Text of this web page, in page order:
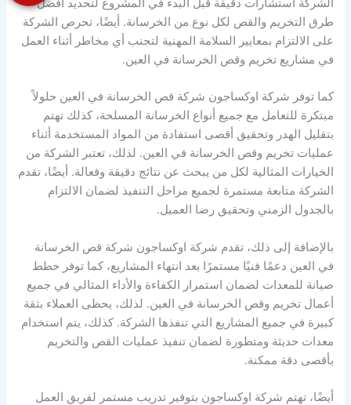
الشركة استشارات دقيقة قبل البدء في المشروع لتحديد أفضل
طرق التخريم والقص لكل نوع من الخرسانة. أيضًا، تحرص الشركة
على الالتزام بمعايير السلامة المهنية لتجنب أي مخاطر أثناء العمل
في مشاريع تخريم وقص الخرسانة في العين.
كما توفر شركة اوكساجون شركة قص الخرسانة في العين حلولاً
مبتكرة للتعامل مع جميع أنواع الخرسانة المسلحة، كذلك تهتم
بتقليل الهدر وتحقيق أقصى استفادة من المواد المستخدمة أثناء
عمليات تخريم وقص الخرسانة في العين. لذلك، تعتبر الشركة من
الخيارات المثالية لكل من يبحث عن نتائج دقيقة وفعالة. أيضًا، تقدم
الشركة متابعة مستمرة لجميع مراحل التنفيذ لضمان الالتزام
بالجدول الزمني وتحقيق رضا العميل.
بالإضافة إلى ذلك، تقدم شركة اوكساجون شركة قص الخرسانة
في العين دعمًا فنيًا مستمرًا بعد انتهاء المشاريع، كما توفر خطط
صيانة للمعدات لضمان استمرار الكفاءة والأداء المثالي في جميع
أعمال تخريم وقص الخرسانة في العين. لذلك، يحظى العملاء بثقة
كبيرة في جميع المشاريع التي تنفذها الشركة. كذلك، يتم استخدام
معدات حديثة ومتطورة لضمان تنفيذ عمليات القص والتخريم
بأقصى دقة ممكنة.
أيضًا، تهتم شركة اوكساجون بتوفير تدريب مستمر لفريق العمل